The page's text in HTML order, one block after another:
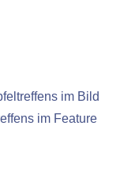
im Bild
im Feature